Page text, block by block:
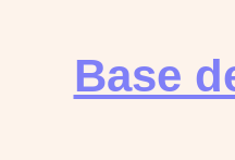
Base